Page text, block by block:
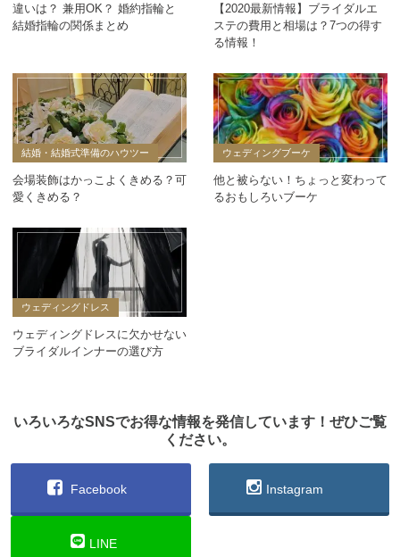
違いは？ 兼用OK？ 婚約指輪と
結婚指輪の関係まとめ
【2020最新情報】ブライダルエ
ステの費用と相場は？7つの得す
る情報！
結婚・結婚式準備のハウツー
会場装飾はかっこよくきめる？可
愛くきめる？
ウェディングブーケ
他と被らない！ちょっと変わって
るおもしろいブーケ
ウェディングドレス
ウェディングドレスに欠かせない
ブライダルインナーの選び方
いろいろなSNSでお得な情報を発信しています！ぜひご覧
ください。
Facebook Instagram
LINE